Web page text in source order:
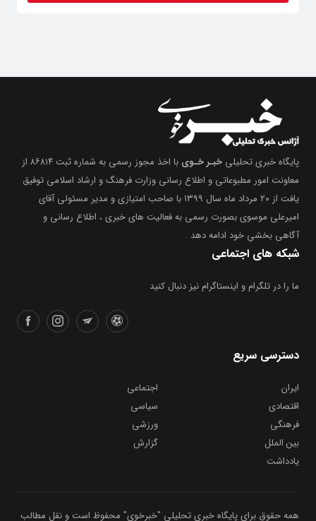
پایگاه خبری تحلیلی خبـر خـوی
با اخذ مجوز رسمی به شماره ثبت ۸۶۸۱۴ از
معاونت امور مطبوعاتی و اطلاع رسانی وزارت فرهنگ و ارشاد اسلامی توفیق
یافت از ۲۰ مرداد ماه سال ۱۳۹۹ با صاحب امتیازی و مدیر مسئولی آقای
امیرعلی موسوی بصورت رسمی به فعالیت های خبری ، اطلاع رسانی و
آگاهی بخشیِ خود ادامه دهد .
شبکه های اجتماعی
ما را در تلگرام و اینستاگرام نیز دنبال کنید
دسترسی سریع
ایران
اجتماعی
اقتصادی
سیاسی
فرهنگی
ورزشی
بین الملل
گزارش
یادداشت
همه حقوق برای پایگاه خبری تحلیلی "خبرخوی" محفوظ است و نقل مطالب